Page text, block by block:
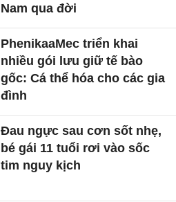
Nam qua đời
PhenikaaMec triển khai
nhiều gói lưu giữ tế bào
gốc: Cá thể hóa cho các gia
đình
Đau ngực sau cơn sốt nhẹ,
bé gái 11 tuổi rơi vào sốc
tim nguy kịch